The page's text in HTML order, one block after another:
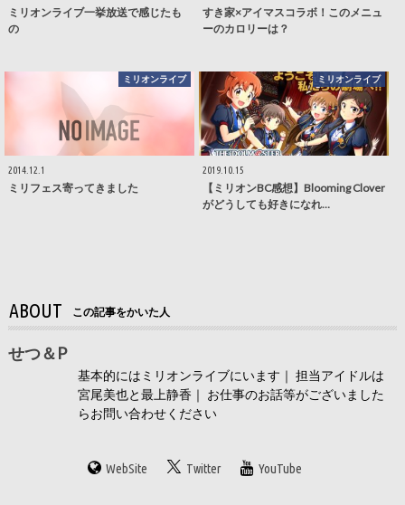
ミリオンライブ一挙放送で感じたも
の
すき家×アイマスコラボ！このメニュ
ーのカロリーは？
ミリオンライブ
2014.12.1
ミリフェス寄ってきました
ミリオンライブ
2019.10.15
【ミリオンBC感想】Blooming Clover
がどうしても好きになれ…
ABOUT この記事をかいた人
せつ＆P
基本的にはミリオンライブにいます｜ 担当アイドルは
宮尾美也と最上静香｜ お仕事のお話等がございました
らお問い合わせください
WebSite Twitter YouTube